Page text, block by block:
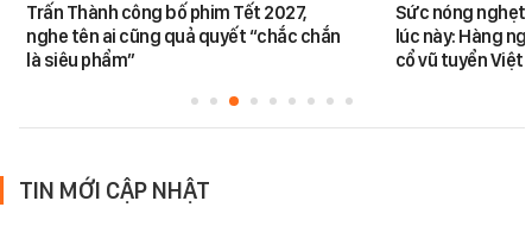
Trấn Thành công bố phim Tết 2027,
nghe tên ai cũng quả quyết “chắc chắn
là siêu phẩm”
Sức nóng nghẹt
lúc này: Hàng
cổ vũ tuyển
TIN MỚI CẬP NHẬT